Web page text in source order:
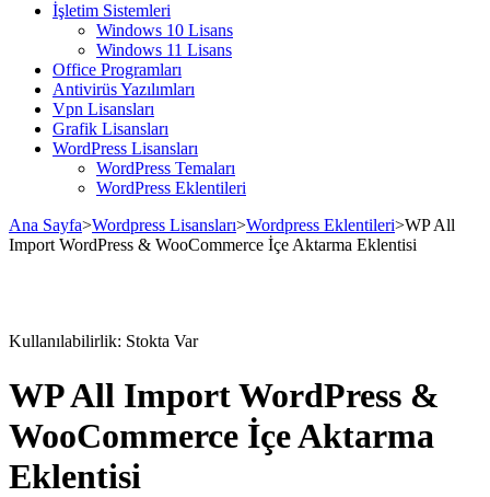
İşletim Sistemleri
Windows 10 Lisans
Windows 11 Lisans
Office Programları
Antivirüs Yazılımları
Vpn Lisansları
Grafik Lisansları
WordPress Lisansları
WordPress Temaları
WordPress Eklentileri
Ana Sayfa>Wordpress Lisansları>Wordpress Eklentileri>WP All
Import WordPress & WooCommerce İçe Aktarma Eklentisi
Kullanılabilirlik: Stokta Var
WP All Import WordPress &
WooCommerce İçe Aktarma
Eklentisi